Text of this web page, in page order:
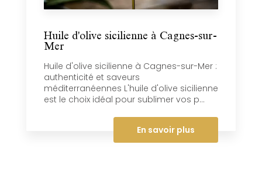
Huile d'olive sicilienne à Cagnes-sur-
Mer
Huile d'olive sicilienne à Cagnes-sur-Mer :
authenticité et saveurs
méditerranéennes L'huile d'olive sicilienne
est le choix idéal pour sublimer vos p...
En savoir plus